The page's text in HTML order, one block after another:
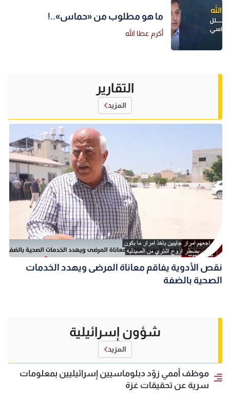
ما هو مطلوب من «حماس»..!
أكرم عطا الله
التقارير
المزيد
نقص الأدوية يفاقم معاناة المرضى ويهدد الخدمات
الصحية بالضفة
شؤون إسرائيلية
المزيد
موظف أممي زوّد دبلوماسيين إسرائيليين بمعلومات
سرية عن تحقيقات غزة